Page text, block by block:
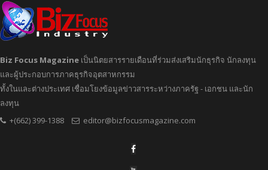
Biz Focus Magazine เป็นนิตยสารรายเดือนที่ร่วมส่งเสริมนักธุรกิจ นักลงทุน
และผู้ประกอบการภาคธุรกิจอุตสาหกรรม
ทั้งในและต่างประเทศ เชื่อมโยงข้อมูลข่าวสารระหว่างภาครัฐ - เอกชน และนัก
ลงทุน
+(662) 399-1388
editor@bizfocusmagazine.com